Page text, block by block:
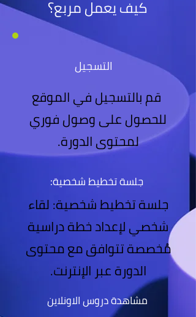
كيف يعمل مربع؟
التسجيل
قم بالتسجيل في الموقع
للحصول على وصول فوري
لمحتوى الدورة.
جلسة تخطيط شخصية:
جلسة تخطيط شخصية: لقاء
شخصي لإعداد خطة دراسية
مُخصصة تتوافق مع محتوى
الدورة عبر الإنترنت.
مشاهدة دروس الاونلاين